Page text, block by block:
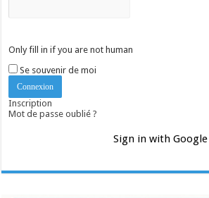
Only fill in if you are not human
Se souvenir de moi
Inscription
Mot de passe oublié ?
Sign in with Google